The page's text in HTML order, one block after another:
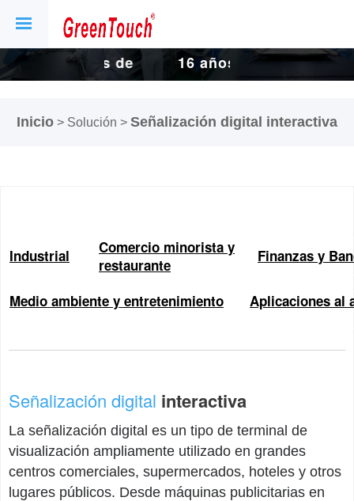
16 años de
16 años de
Inicio > Solución > Señalización digital interactiva
Industrial
Comercio minorista y
restaurante
Finanzas y
Medio ambiente y entretenimiento Aplicaciones al
Señalización digital interactiva
La señalización digital es un tipo de terminal de
visualización ampliamente utilizado en grandes
centros comerciales, supermercados, hoteles y otros
lugares públicos. Desde máquinas publicitarias en